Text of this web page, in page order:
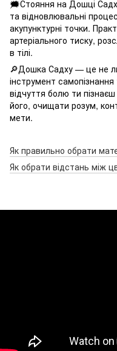
🗯Стояння на Дошці
та відновлювальні
акупунктурні точки.
артеріального тиску,
в тілі.
🔎Дошка Садху — це не
інструмент
відчуття болю ти
його, очищати розум,
мети.
Як правильно обрати
Як обрати відстань між